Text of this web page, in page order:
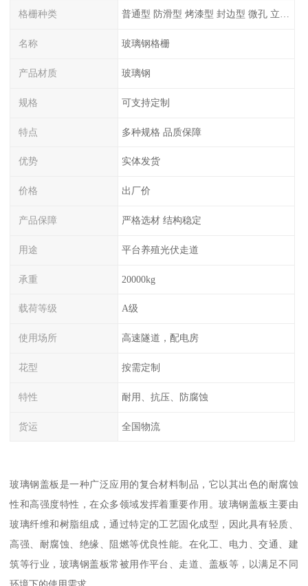
格栅种类 普通型 防滑型 ‌烤漆型 封边型 ‌微孔 立体 加砂覆面型 平面型
名称 玻璃钢格栅
产品材质 玻璃钢
规格 可支持定制
特点 多种规格 品质保障
优势 实体发货
价格 出厂价
产品保障 严格选材 结构稳定
用途 平台养殖光伏走道
承重 20000kg
载荷等级 A级
使用场所 高速隧道，配电房
花型 按需定制
特性 耐用、抗压、防腐蚀
货运 全国物流
玻璃钢盖板是一种广泛应用的复合材料制品，它以其出色的耐腐蚀
性和高强度特性，在众多领域发挥着重要作用。玻璃钢盖板主要由
玻璃纤维和树脂组成，通过特定的工艺固化成型，因此具有轻质、
高强、耐腐蚀、绝缘、阻燃等优良性能。在化工、电力、交通、建
筑等行业，玻璃钢盖板常被用作平台、走道、盖板等，以满足不同